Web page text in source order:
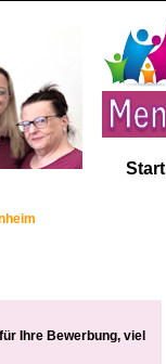
Start
Ihre Bewerbung, viel